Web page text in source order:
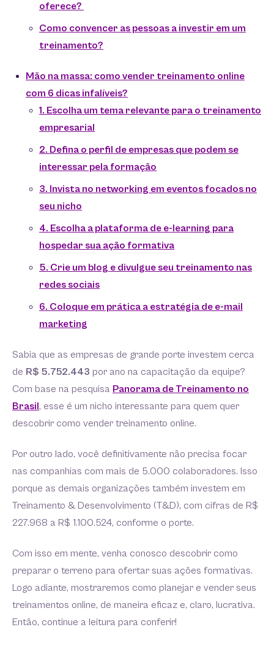
oferece?
Como convencer as pessoas a investir em um
treinamento?
Mão na massa: como vender treinamento online
com 6 dicas infalíveis?
1. Escolha um tema relevante para o treinamento
empresarial
2. Defina o perfil de empresas que podem se
interessar pela formação
3. Invista no networking em eventos focados no
seu nicho
4. Escolha a plataforma de e-learning para
hospedar sua ação formativa
5. Crie um blog e divulgue seu treinamento nas
redes sociais
6. Coloque em prática a estratégia de e-mail
marketing
Sabia que as empresas de grande porte investem cerca
de R$ 5.752.443 por ano na capacitação da equipe?
Com base na pesquisa Panorama de Treinamento no
Brasil, esse é um nicho interessante para quem quer
descobrir como vender treinamento online.
Por outro lado, você definitivamente não precisa focar
nas companhias com mais de 5.000 colaboradores. Isso
porque as demais organizações também investem em
Treinamento & Desenvolvimento (T&D), com cifras de R$
227.968 a R$ 1.100.524, conforme o porte.
Com isso em mente, venha conosco descobrir como
preparar o terreno para ofertar suas ações formativas.
Logo adiante, mostraremos como planejar e vender seus
treinamentos online, de maneira eficaz e, claro, lucrativa.
Então, continue a leitura para conferir!